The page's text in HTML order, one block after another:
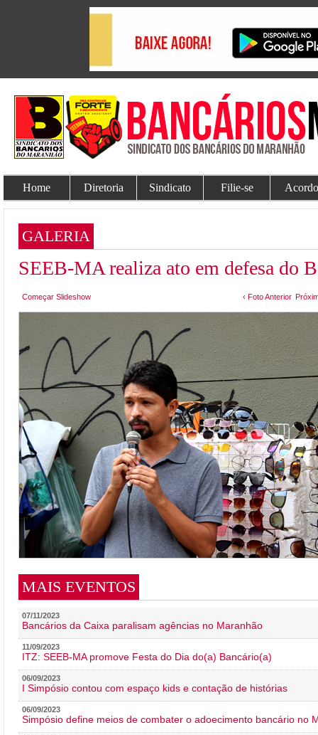
Home Diretoria Sindicato Filie-se
GALERIA
SEEB-MA realiza ato em defesa do
Começar Slideshow ‹ Foto Anterior
MAIS EVENTOS
07/11/2023
Bancários da Caixa paralisam agências no Maranhão
11/09/2023
ITZ: SEEB-MA promove Festa do Dia do(a) Bancário(a)
06/09/2023
I Simpósio contou com espaço kids e contação de histórias
06/09/2023
Simpósio define meios de combater o adoecimento bancário no